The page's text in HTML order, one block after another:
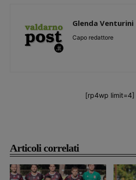
Articoli correlati
Glenda Venturini
Capo redattore
[rp4wp limit=4]